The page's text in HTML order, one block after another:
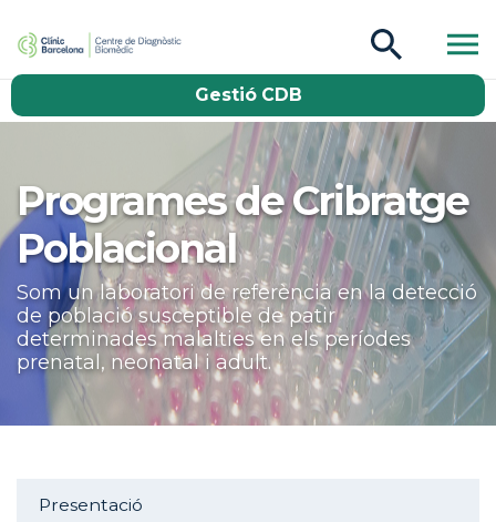
Gestió CDB
Programes de Cribratge
Poblacional
Som un laboratori de referència en la detecció
de població susceptible de patir
determinades malalties en els períodes
prenatal, neonatal i adult.
Aside navigation
Presentació